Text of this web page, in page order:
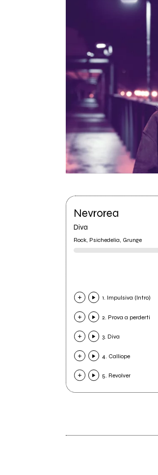
Nevrorea
Diva
Rock, Psichedelia, Grunge
1. Impulsiva (Intro)
2. Prova a perderti
3. Diva
4. Calliope
5. Revolver